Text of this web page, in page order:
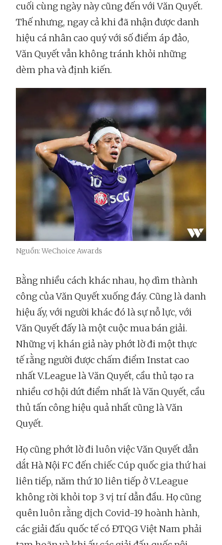
cuối cùng ngày này cũng đến với Văn Quyết.
Thế nhưng, ngay cả khi đã nhận được danh
hiệu cá nhân cao quý với số điểm áp đảo,
Văn Quyết vẫn không tránh khỏi những
dèm pha và định kiến.
Nguồn: WeChoice Awards
Bằng nhiều cách khác nhau, họ dìm thành
công của Văn Quyết xuống đáy. Cũng là danh
hiệu ấy, với người khác đó là sự nỗ lực, với
Văn Quyết đấy là một cuộc mua bán giải.
Những vị khán giả này phớt lờ đi một thực
tế rằng người được chấm điểm Instat cao
nhất V.League là Văn Quyết, cầu thủ tạo ra
nhiều cơ hội dứt điểm nhất là Văn Quyết, cầu
thủ tấn công hiệu quả nhất cũng là Văn
Quyết.
Họ cũng phớt lờ đi luôn việc Văn Quyết dẫn
dắt Hà Nội FC đến chiếc Cúp quốc gia thứ hai
liên tiếp, năm thứ 10 liên tiếp ở V.League
không rời khỏi top 3 vị trí dẫn đầu. Họ cũng
quên luôn rằng dịch Covid-19 hoành hành,
các giải đấu quốc tế có ĐTQG Việt Nam phải